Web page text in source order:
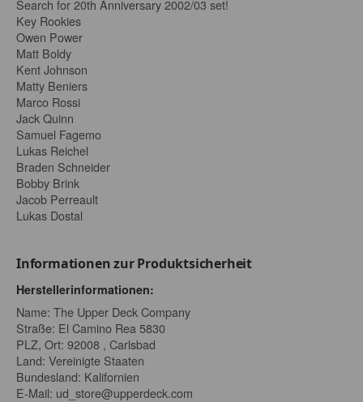
Search for 20th Anniversary 2002/03 set!
Key Rookies
Owen Power
Matt Boldy
Kent Johnson
Matty Beniers
Marco Rossi
Jack Quinn
Samuel Fagemo
Lukas Reichel
Braden Schneider
Bobby Brink
Jacob Perreault
Lukas Dostal
Informationen zur Produktsicherheit
Herstellerinformationen:
Name: The Upper Deck Company
Straße: El Camino Rea 5830
PLZ, Ort: 92008 , Carlsbad
Land: Vereinigte Staaten
Bundesland: Kalifornien
E-Mail: ud_store@upperdeck.com